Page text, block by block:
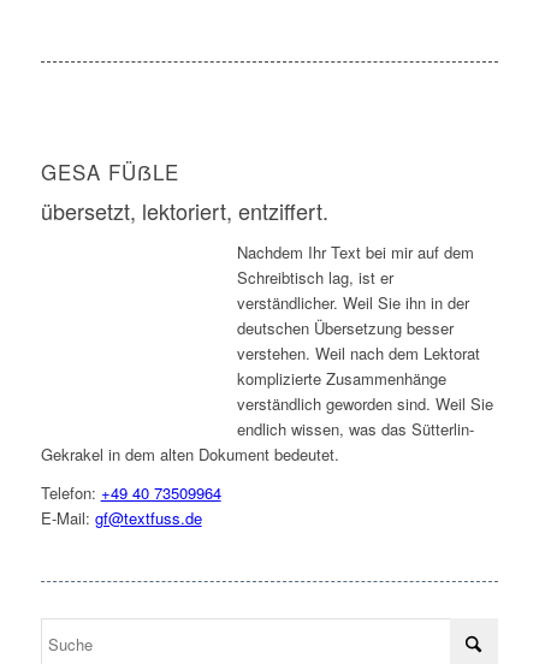
GESA FÜẞLE
übersetzt, lektoriert, entziffert.
Nachdem Ihr Text bei mir auf dem
Schreibtisch lag, ist er
verständlicher. Weil Sie ihn in der
deutschen Übersetzung besser
verstehen. Weil nach dem Lektorat
komplizierte Zusammenhänge
verständlich geworden sind. Weil Sie
endlich wissen, was das Sütterlin-
Gekrakel in dem alten Dokument bedeutet.
Telefon: +49 40 73509964
E-Mail: gf@textfuss.de